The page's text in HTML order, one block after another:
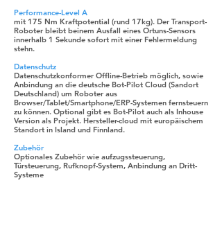
Performance-Level A
mit 175 Nm Kraftpotential (rund 17kg). Der Transport-
Roboter bleibt beinem Ausfall eines Ortuns-Sensors
innerhalb 1 Sekunde sofort mit einer Fehlermeldung
stehn.
Datenschutz
Datenschutzkonformer Offline-Betrieb möglich, sowie
Anbindung an die deutsche Bot-Pilot Cloud (Sandort
Deutschland) um Roboter aus
Browser/Tablet/Smartphone/ERP-Systemen fernsteuern
zu können. Optional gibt es Bot-Pilot auch als Inhouse
Version als Projekt. Hersteller-cloud mit europäischem
Standort in Island und Finnland.
Zubehör
Optionales Zubehör wie aufzugssteuerung,
Türsteuerung, Rufknopf-System, Anbindung an Dritt-
Systeme